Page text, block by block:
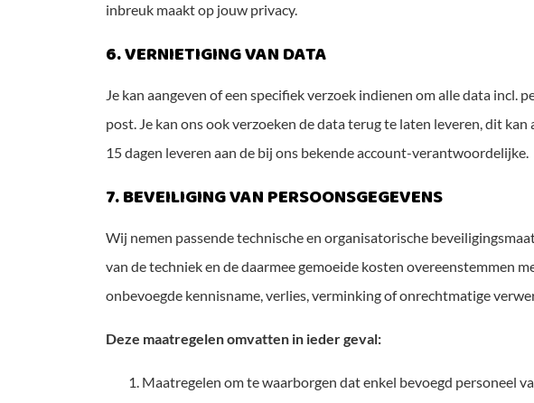
inbreuk maakt op jouw privacy.
6. VERNIETIGING VAN DATA
Je kan aangeven of een specifiek verzoek indienen om alle data
post. Je kan ons ook verzoeken de data terug te laten leveren, dit
15 dagen leveren aan de bij ons bekende account-verantwoordelijke.
7. BEVEILIGING VAN PERSOONSGEGEVENS
Wij nemen passende technische en organisatorische
van de techniek en de daarmee gemoeide kosten overeenstemmen
onbevoegde kennisname, verlies, verminking of onrechtmatige
Deze maatregelen omvatten in ieder geval:
Maatregelen om te waarborgen dat enkel bevoegd personeel